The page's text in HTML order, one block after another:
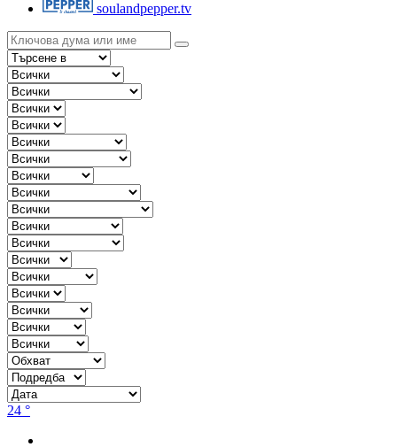
soulandpepper.tv
24 °